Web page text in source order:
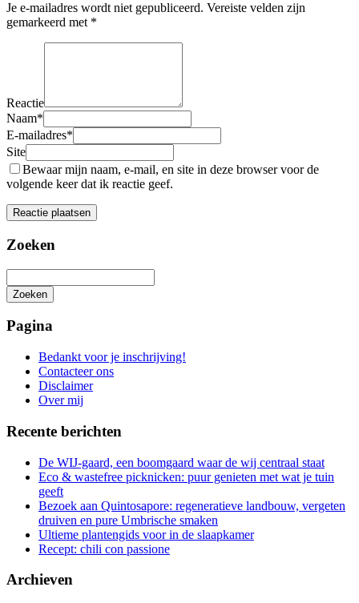
Je e-mailadres wordt niet gepubliceerd. Vereiste velden zijn
gemarkeerd met *
Reactie
Naam*
E-mailadres*
Site
Bewaar mijn naam, e-mail, en site in deze browser voor de
volgende keer dat ik reactie geef.
Zoeken
Zoeken
zoeken
Pagina
Bedankt voor je inschrijving!
Contacteer ons
Disclaimer
Over mij
Recente berichten
De WIJ-gaard, een boomgaard waar de wij centraal staat
Eco & wastefree picknicken: puur genieten met wat je tuin
geeft
Bezoek aan Quintosapore: regeneratieve landbouw, vergeten
druiven en pure Umbrische smaken
Ultieme plantengids voor in de slaapkamer
Recept: chili con passione
Archieven